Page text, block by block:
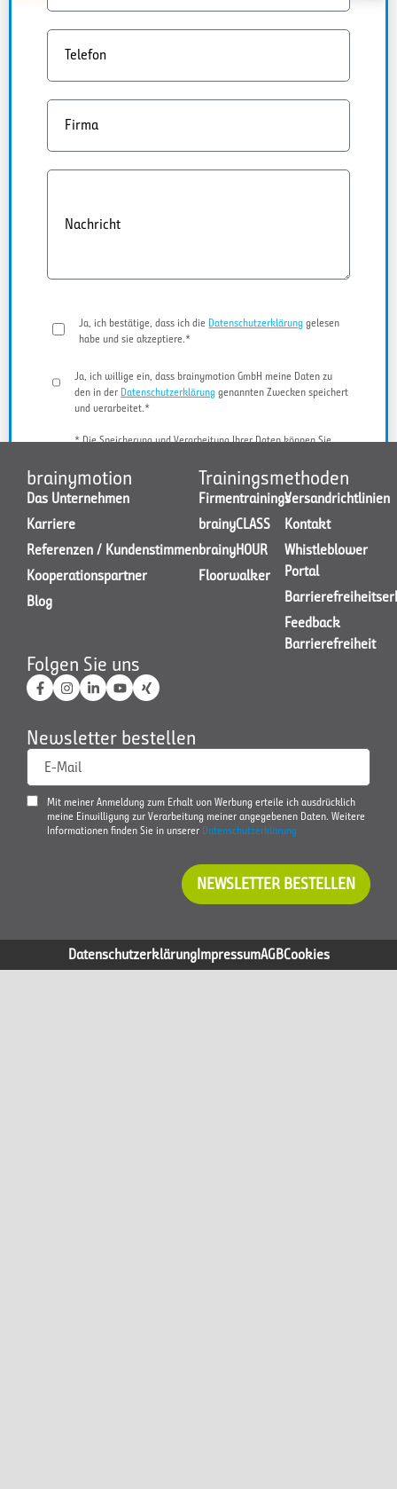
Telefon
Firma
Nachricht
Ja, ich bestätige, dass ich die Datenschutzerklärung gelesen
habe und sie akzeptiere.*
Ja, ich willige ein, dass brainymotion GmbH meine Daten zu
den in der Datenschutzerklärung genannten Zwecken speichert
und verarbeitet.*
* Die Speicherung und Verarbeitung Ihrer Daten können Sie
JETZT KONTAKT AUFNEHMEN
brainymotion
Das Unternehmen
Karriere
Referenzen / Kundenstimmen
Kooperationspartner
Blog
Trainingsmethoden
Firmentrainings
brainyCLASS
brainyHOUR
Floorwalker
Versandrichtlinien
Kontakt
Whistleblower
Portal
Feedback
Barrierefreiheit
Folgen Sie uns
Newsletter bestellen
E-Mail
Mit meiner Anmeldung zum Erhalt von Werbung erteile ich ausdrücklich
meine Einwilligung zur Verarbeitung meiner angegebenen Daten. Weitere
Informationen finden Sie in unserer Datenschutzerklärung
NEWSLETTER BESTELLEN
DatenschutzerklärungImpressumAGBCookies